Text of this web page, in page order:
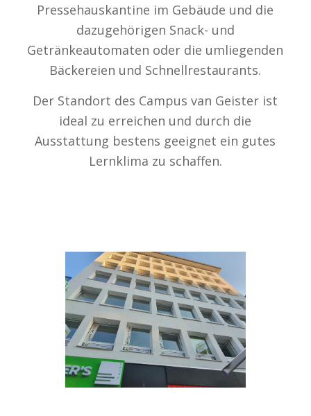
Pressehauskantine im Gebäude und die
dazugehörigen Snack- und
Getränkeautomaten oder die umliegenden
Bäckereien und Schnellrestaurants.
Der Standort des Campus van Geister ist
ideal zu erreichen und durch die
Ausstattung bestens geeignet ein gutes
Lernklima zu schaffen.